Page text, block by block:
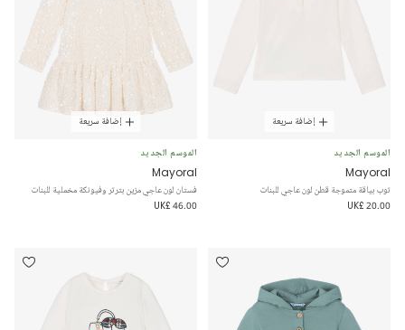
إضافة سريعة
الموسم الجديد
Mayoral
توب بياقة متموجة قطن لون عاجي للبنات
UK£ 20.00
إضافة سريعة
الموسم الجديد
Mayoral
فستان لون عاجي مزين بترتر وفيونكة مخملية للبنات
UK£ 46.00